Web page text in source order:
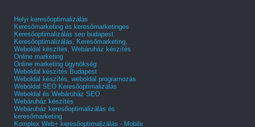
Helyi keresőoptimalizálás
Keresőmarketing és keresőmarketinges
Keresőoptimalizálás seo budapest
Keresőoptimalizálás, Keresőmarketing,
Weboldal készítés, Webáruház készítés
Online marketing
Online marketing ügynökség
Weboldal készítés Budapest
Weboldal készítés, weboldal programozás
Weboldal SEO Keresőoptimalizálás
Weboldal és Webáruház SEO
Webáruház készítés
Webáruház keresőoptimalizálás és
keresőmarketing
Komplex Web+ keresőoptimalizálás - Mobile